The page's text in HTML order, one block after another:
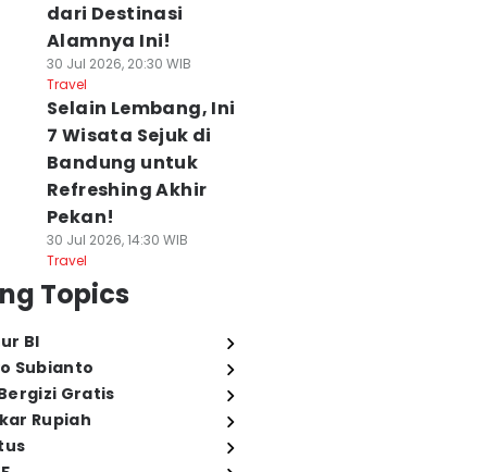
dari Destinasi
Alamnya Ini!
30 Jul 2026, 20:30 WIB
Travel
Selain Lembang, Ini
7 Wisata Sejuk di
Bandung untuk
Refreshing Akhir
Pekan!
30 Jul 2026, 14:30 WIB
Travel
Topics
BI
Subianto
Gratis
Rupiah